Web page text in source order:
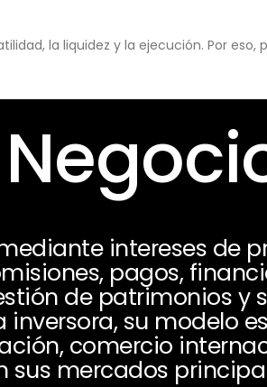
la liquidez y la ejecución. Por
mediante intereses de
pagos,
de patrimonios y
inversora, su modelo
comercio
mercados